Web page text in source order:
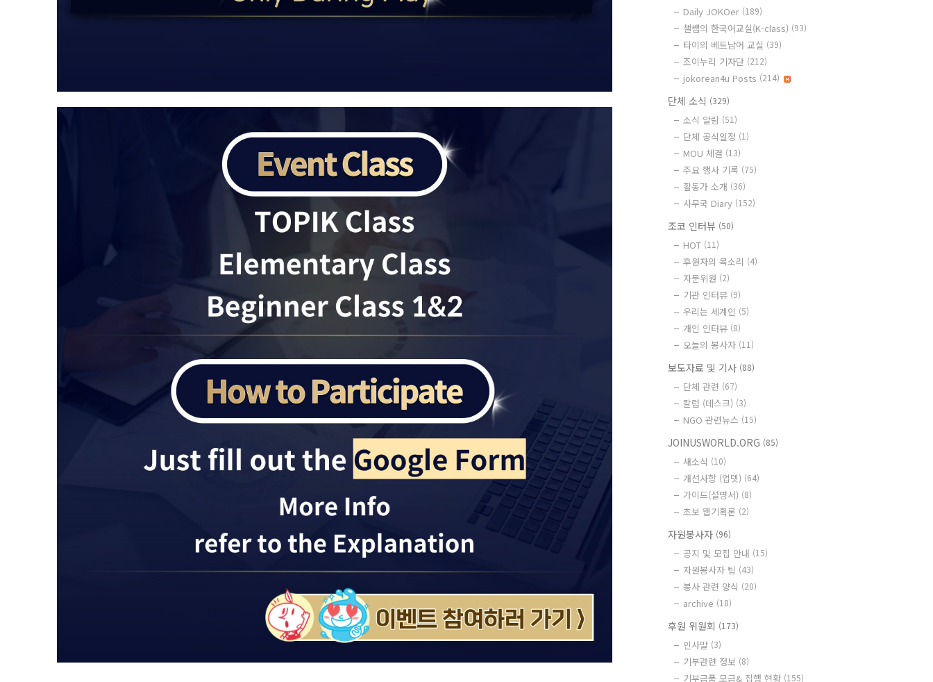
Daily JOKOer (189)
챌쌤의 한국어교실(K-class) (93)
타이의 베트남어 교실 (39)
조이누리 기자단 (212)
jokorean4u Posts (214)
단체 소식 (329)
소식 알림 (51)
단체 공식일정 (1)
MOU 체결 (13)
주요 행사 기록 (75)
활동가 소개 (36)
사무국 Diary (152)
조코 인터뷰 (50)
HOT (11)
후원자의 목소리 (4)
자문위원 (2)
기관 인터뷰 (9)
우리는 세계인 (5)
개인 인터뷰 (8)
오늘의 봉사자 (11)
보도자료 및 기사 (88)
단체 관련 (67)
칼럼 (데스크) (3)
NGO 관련뉴스 (15)
JOINUSWORLD.ORG (85)
새소식 (10)
개선사항 (업뎃) (64)
가이드(설명서) (8)
초보 웹기획론 (2)
자원봉사자 (96)
공지 및 모집 안내 (15)
자원봉사자 팁 (43)
봉사 관련 양식 (20)
archive (18)
후원 위원회 (173)
인사말 (3)
기부관련 정보 (8)
기부금품 모금& 집행 현황 (155)